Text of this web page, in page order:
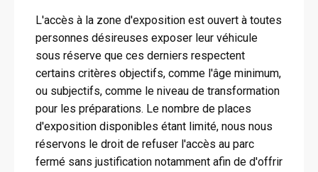
L'accès à la zone d'exposition est ouvert à toutes
personnes désireuses exposer leur véhicule
sous réserve que ces derniers respectent
certains critères objectifs, comme l'âge minimum,
ou subjectifs, comme le niveau de transformation
pour les préparations. Le nombre de places
d'exposition disponibles étant limité, nous nous
réservons le droit de refuser l'accès au parc
fermé sans justification notamment afin de d'offrir